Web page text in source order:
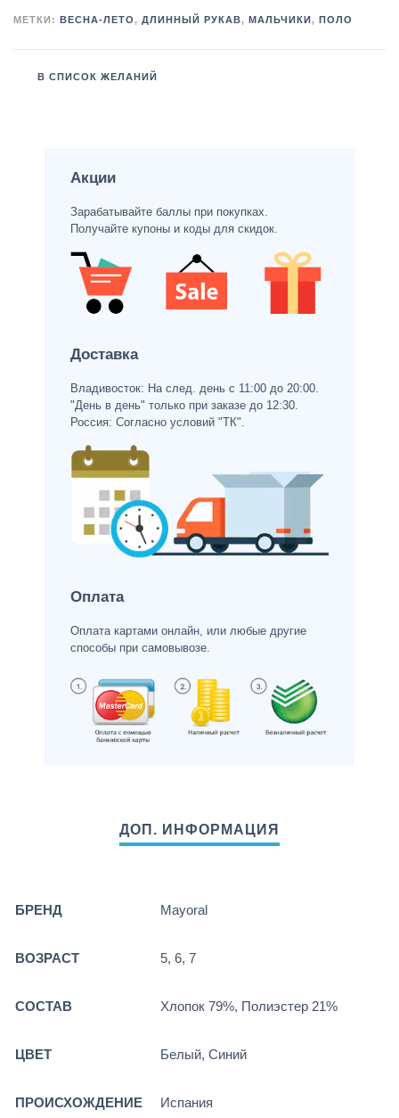
МЕТКИ: ВЕСНА-ЛЕТО, ДЛИННЫЙ РУКАВ, МАЛЬЧИКИ , ПОЛО
В СПИСОК ЖЕЛАНИЙ
Акции
Зарабатывайте баллы при покупках.
Получайте купоны и коды для скидок.
Доставка
Владивосток: На след. день с 11:00 до 20:00.
"День в день" только при заказе до 12:30.
Россия: Согласно условий "ТК".
Оплата
Оплата картами онлайн, или любые другие
способы при самовывозе.
БРЕНД Mayoral
ВОЗРАСТ 5, 6, 7
СОСТАВ Хлопок 79%, Полиэстер 21%
ЦВЕТ Белый, Синий
ПРОИСХОЖДЕНИЕ Испания